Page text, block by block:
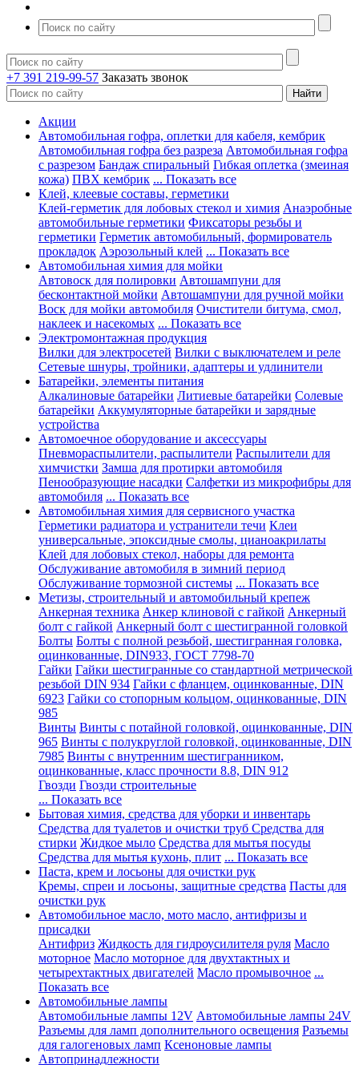
+7 391 219-99-57 Заказать звонок
Акции
Автомобильная гофра, оплетки для кабеля, кембрик
Автомобильная гофра без разреза Автомобильная гофра
с разрезом Бандаж спиральный Гибкая оплетка (змеиная
кожа) ПВХ кембрик ... Показать все
Клей, клеевые составы, герметики
Клей-герметик для лобовых стекол и химия Анаэробные
автомобильные герметики Фиксаторы резьбы и
герметики Герметик автомобильный, формирователь
прокладок Аэрозольный клей ... Показать все
Автомобильная химия для мойки
Автовоск для полировки Автошампуни для
бесконтактной мойки Автошампуни для ручной мойки
Воск для мойки автомобиля Очистители битума, смол,
наклеек и насекомых ... Показать все
Электромонтажная продукция
Вилки для электросетей Вилки с выключателем и реле
Сетевые шнуры, тройники, адаптеры и удлинители
Батарейки, элементы питания
Алкалиновые батарейки Литиевые батарейки Солевые
батарейки Аккумуляторные батарейки и зарядные
устройства
Автомоечное оборудование и аксессуары
Пневмораспылители, распылители Распылители для
химчистки Замша для протирки автомобиля
Пенообразующие насадки Салфетки из микрофибры для
автомобиля ... Показать все
Автомобильная химия для сервисного участка
Герметики радиатора и устранители течи Клеи
универсальные, эпоксидные смолы, цианоакрилаты
Клей для лобовых стекол, наборы для ремонта
Обслуживание автомобиля в зимний период
Обслуживание тормозной системы ... Показать все
Метизы, строительный и автомобильный крепеж
Анкерная техника Анкер клиновой с гайкой Анкерный
болт с гайкой Анкерный болт с шестигранной головкой
Болты Болты с полной резьбой, шестигранная головка,
оцинкованные, DIN933, ГОСТ 7798-70
Гайки Гайки шестигранные со стандартной метрической
резьбой DIN 934 Гайки с фланцем, оцинкованные, DIN
6923 Гайки со стопорным кольцом, оцинкованные, DIN
985
Винты Винты с потайной головкой, оцинкованные, DIN
965 Винты с полукруглой головкой, оцинкованные, DIN
7985 Винты с внутренним шестигранником,
оцинкованные, класс прочности 8.8, DIN 912
Гвозди Гвозди строительные
... Показать все
Бытовая химия, средства для уборки и инвентарь
Средства для туалетов и очистки труб Средства для
стирки Жидкое мыло Средства для мытья посуды
Средства для мытья кухонь, плит ... Показать все
Паста, крем и лосьоны для очистки рук
Кремы, спреи и лосьоны, защитные средства Пасты для
очистки рук
Автомобильное масло, мото масло, антифризы и
присадки
Антифриз Жидкость для гидроусилителя руля Масло
моторное Масло моторное для двухтактных и
четырехтактных двигателей Масло промывочное ...
Показать все
Автомобильные лампы
Автомобильные лампы 12V Автомобильные лампы 24V
Разъемы для ламп дополнительного освещения Разъемы
для галогеновых ламп Ксеноновые лампы
Автопринадлежности